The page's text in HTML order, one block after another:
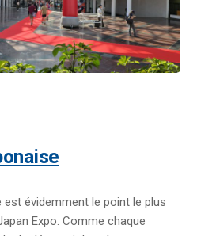
est évidemment le point le plus
Expo. Comme chaque